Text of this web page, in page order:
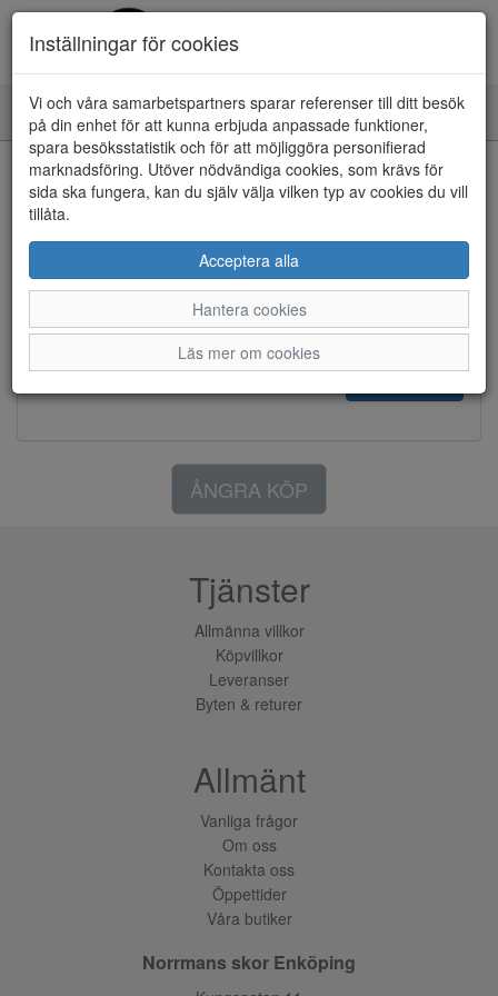
Toggle
navigation
Returformulär
Ordernummer *
E-post *
ÅNGRA KÖP
Inställningar för cookies
Vi och våra samarbetspartners sparar referenser till ditt besök
på din enhet för att kunna erbjuda anpassade funktioner,
spara besöksstatistik och för att möjliggöra personifierad
marknadsföring. Utöver nödvändiga cookies, som krävs för
sida ska fungera, kan du själv välja vilken typ av cookies du vill
tillåta.
Acceptera alla
Hantera cookies
Läs mer om cookies
Tjänster
Allmänna villkor
Köpvillkor
Leveranser
Byten & returer
Allmänt
Vanliga frågor
Om oss
Kontakta oss
Öppettider
Våra butiker
Norrmans skor Enköping